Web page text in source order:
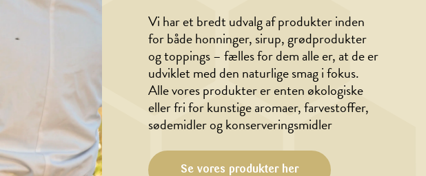
Vi har et bredt udvalg af produkter inden
for både honninger, sirup, grødprodukter
og toppings – fælles for dem alle er, at de er
udviklet med den naturlige smag i fokus.
Alle vores produkter er enten økologiske
eller fri for kunstige aromaer, farvestoffer,
sødemidler og konserveringsmidler
Se vores produkter her